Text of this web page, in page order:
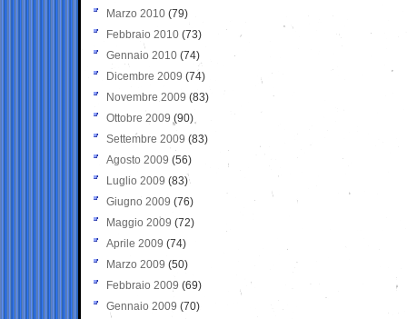
Marzo 2010 (79)
Febbraio 2010 (73)
Gennaio 2010 (74)
Dicembre 2009 (74)
Novembre 2009 (83)
Ottobre 2009 (90)
Settembre 2009 (83)
Agosto 2009 (56)
Luglio 2009 (83)
Giugno 2009 (76)
Maggio 2009 (72)
Aprile 2009 (74)
Marzo 2009 (50)
Febbraio 2009 (69)
Gennaio 2009 (70)